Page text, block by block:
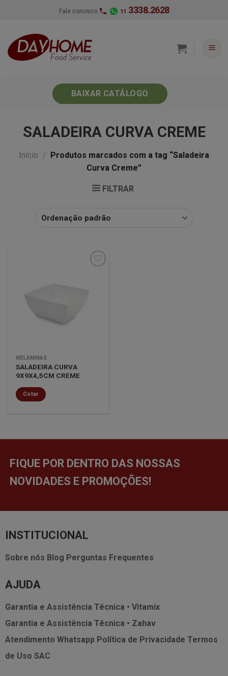
Fale conosco 11 3338.2628
BAIXAR CATÁLOGO
SALADEIRA CURVA CREME
Início /
Produtos marcados com a tag “Saladeira
Curva Creme”
FILTRAR
MELAMINAS
SALADEIRA CURVA
9X9X4,5CM CREME
Cotar
FIQUE POR DENTRO DAS NOSSAS
NOVIDADES E PROMOÇÕES!
INSTITUCIONAL
Sobre nós Blog Perguntas Frequentes
AJUDA
Garantia e Assistência Técnica • Vitamix
Garantia e Assistência Técnica • Zahav
Atendimento Whatsapp Política de Privacidade Termos
de Uso SAC